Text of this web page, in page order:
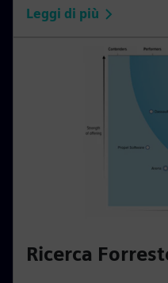
Leggi di più
Ricerca